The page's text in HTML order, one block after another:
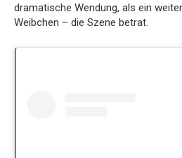
dramatische Wendung, als ein
Weibchen – die Szene betrat.